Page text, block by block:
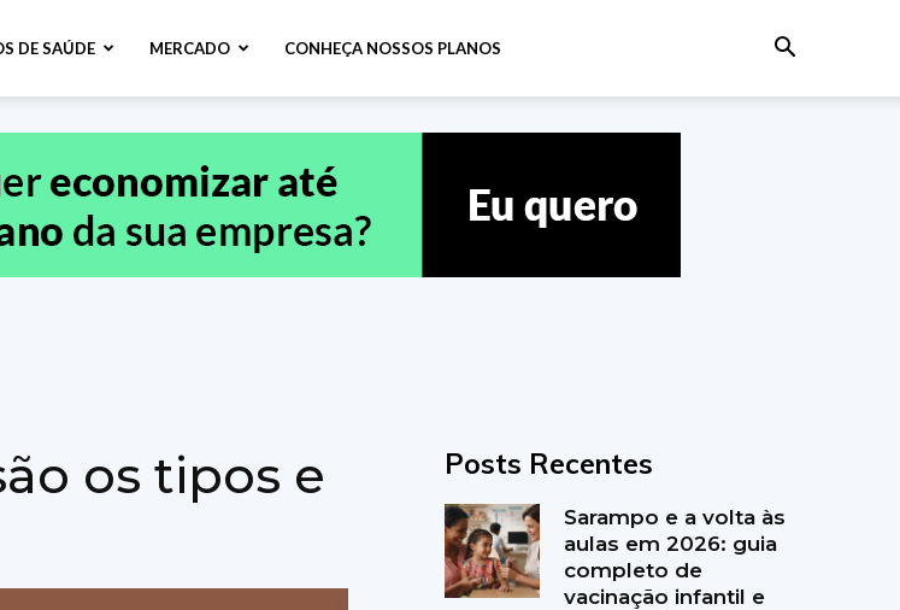
DE SAÚDE MERCADO CONHEÇA NOSSOS PLANOS
os tipos e
Posts Recentes
Sarampo e a volta às
aulas em 2026: guia
completo de
vacinação infantil e